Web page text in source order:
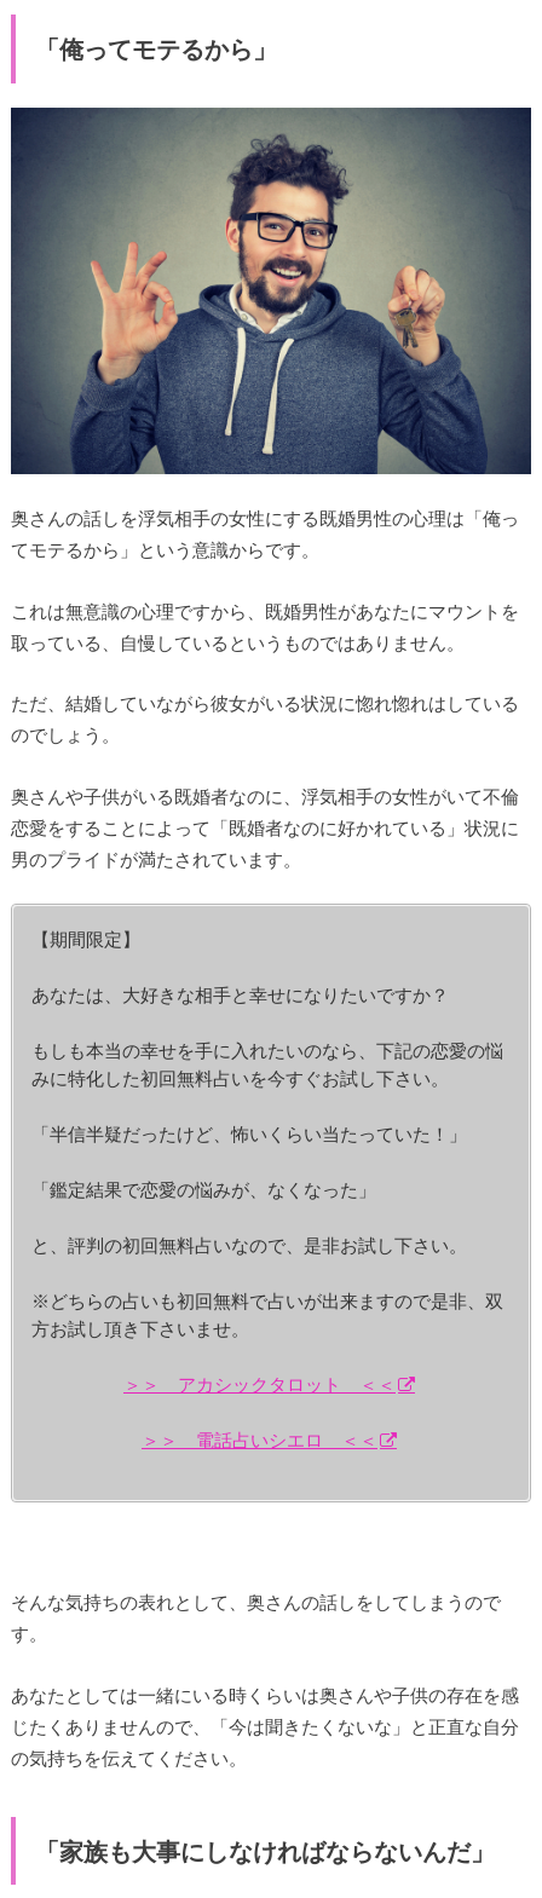
「俺ってモテるから」
奥さんの話しを浮気相手の女性にする既婚男性の心理は「俺っ
てモテるから」という意識からです。
これは無意識の心理ですから、既婚男性があなたにマウントを
取っている、自慢しているというものではありません。
ただ、結婚していながら彼女がいる状況に惚れ惚れはしている
のでしょう。
奥さんや子供がいる既婚者なのに、浮気相手の女性がいて不倫
恋愛をすることによって「既婚者なのに好かれている」状況に
男のプライドが満たされています。
【期間限定】
あなたは、大好きな相手と幸せになりたいですか？
もしも本当の幸せを手に入れたいのなら、下記の恋愛の悩
みに特化した初回無料占いを今すぐお試し下さい。
「半信半疑だったけど、怖いくらい当たっていた！」
「鑑定結果で恋愛の悩みが、なくなった」
と、評判の初回無料占いなので、是非お試し下さい。
※どちらの占いも初回無料で占いが出来ますので是非、双
方お試し頂き下さいませ。
＞＞ アカシックタロット ＜＜
＞＞ 電話占いシエロ ＜＜
そんな気持ちの表れとして、奥さんの話しをしてしまうので
す。
あなたとしては一緒にいる時くらいは奥さんや子供の存在を感
じたくありませんので、「今は聞きたくないな」と正直な自分
の気持ちを伝えてください。
「家族も大事にしなければならないんだ」